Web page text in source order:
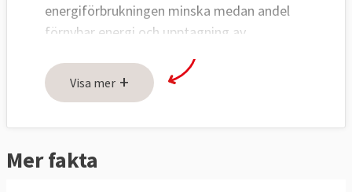
energiförbrukningen minska medan andel
förnybar energi och upptagning av
nedan.
Utsläppen ska minska genom tre åtgärder:
handel med utsläppsrätter inom EU (ETS),
nationella åtgärder för att minska utsläppen
(ESR) och ökat upptag av växthusgaser i
Visa mer +
Mer fakta